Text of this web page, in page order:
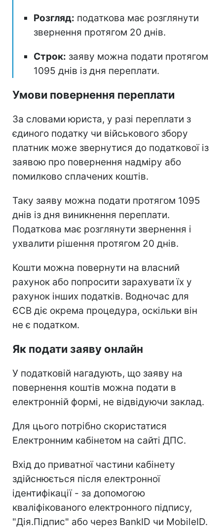
Розгляд: податкова має розглянути
звернення протягом 20 днів.
Строк: заяву можна подати протягом
1095 днів із дня переплати.
Умови повернення переплати
За словами юриста, у разі переплати з
єдиного податку чи військового збору
платник може звернутися до податкової із
заявою про повернення надміру або
помилково сплачених коштів.
Таку заяву можна подати протягом 1095
днів із дня виникнення переплати.
Податкова має розглянути звернення і
ухвалити рішення протягом 20 днів.
Кошти можна повернути на власний
рахунок або попросити зарахувати їх у
рахунок інших податків. Водночас для
ЄСВ діє окрема процедура, оскільки він
не є податком.
Як подати заяву онлайн
У податковій нагадують, що заяву на
повернення коштів можна подати в
електронній формі, не відвідуючи заклад.
Для цього потрібно скористатися
Електронним кабінетом на сайті ДПС.
Вхід до приватної частини кабінету
здійснюється після електронної
ідентифікації - за допомогою
кваліфікованого електронного підпису,
"Дія.Підпис" або через BankID чи MobileID.